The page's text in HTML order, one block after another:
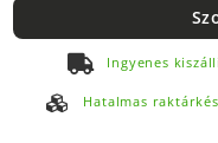
Ingyenes
Hatalmas